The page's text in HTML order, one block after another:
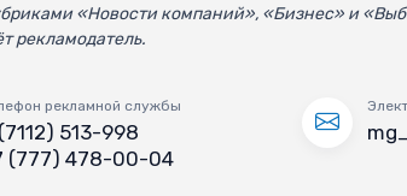
«Новости компаний», «Бизнес» и
рекламодатель.
рекламной службы
513-998
(777) 478-00-04